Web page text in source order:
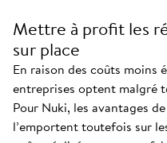
Mettre à profit les
sur place
En raison des coûts moins
entreprises optent malgré
Pour Nuki, les avantages
l’emportent toutefois sur